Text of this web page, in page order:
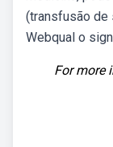
(transfusão de
Webqual o
For more